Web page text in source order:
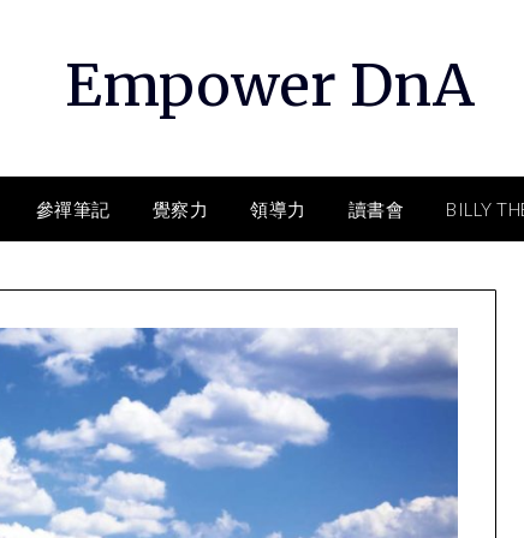
Empower DnA
參禪筆記 覺察力 領導力 讀書會 BILLY